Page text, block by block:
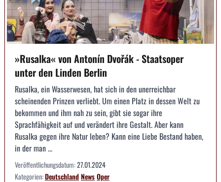
»Rusalka« von Antonín Dvořák - Staatsoper
unter den Linden Berlin
Rusalka, ein Wasserwesen, hat sich in den unerreichbar
scheinenden Prinzen verliebt. Um einen Platz in dessen Welt zu
bekommen und ihm nah zu sein, gibt sie sogar ihre
Sprachfähigkeit auf und verändert ihre Gestalt. Aber kann
Rusalka gegen ihre Natur leben? Kann eine Liebe Bestand haben,
in der man ...
Veröffentlichungsdatum:27.01.2024
Kategorien:DeutschlandNewsOper